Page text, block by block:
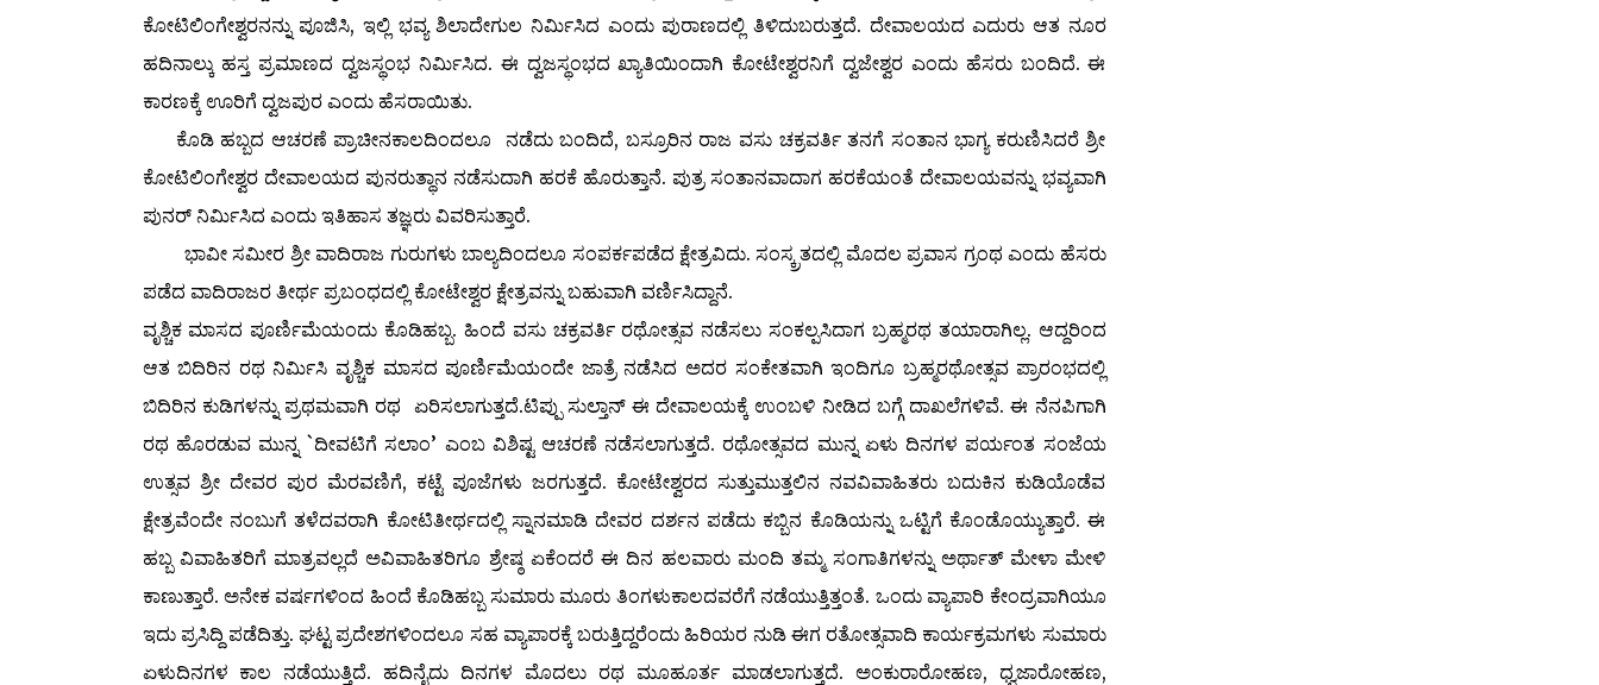
ಕೋಟಿಲಿಂಗೇಶ್ವರನನ್ನು ಪೂಜಿಸಿ, ಇಲ್ಲಿ ಭವ್ಯ ಶಿಲಾದೇಗುಲ ನಿರ್ಮಿಸಿದ ಎಂದು ಪುರಾಣದಲ್ಲಿ ತಿಳಿದುಬರುತ್ತದೆ. ದೇವಾಲಯದ ಎದುರು ಆತ ನೂರ
ಹದಿನಾಲ್ಕು ಹಸ್ತ ಪ್ರಮಾಣದ ದ್ವಜಸ್ಥಂಭ ನಿರ್ಮಿಸಿದ. ಈ ದ್ವಜಸ್ಥಂಭದ ಖ್ಯಾತಿಯಿಂದಾಗಿ ಕೋಟೇಶ್ವರನಿಗೆ ದ್ವಜೇಶ್ವರ ಎಂದು ಹೆಸರು ಬಂದಿದೆ. ಈ
ಕಾರಣಕ್ಕೆ ಊರಿಗೆ ದ್ವಜಪುರ ಎಂದು ಹೆಸರಾಯಿತು.
ಕೊಡಿ ಹಬ್ಬದ ಆಚರಣೆ ಪ್ರಾಚೀನಕಾಲದಿಂದಲೂ ನಡೆದು ಬಂದಿದೆ, ಬಸ್ರೂರಿನ ರಾಜ ವಸು ಚಕ್ರವರ್ತಿ ತನಗೆ ಸಂತಾನ ಭಾಗ್ಯ ಕರುಣಿಸಿದರೆ ಶ್ರೀ
ಕೋಟಿಲಿಂಗೇಶ್ವರ ದೇವಾಲಯದ ಪುನರುತ್ಥಾನ ನಡೆಸುದಾಗಿ ಹರಕೆ ಹೊರುತ್ತಾನೆ. ಪುತ್ರ ಸಂತಾನವಾದಾಗ ಹರಕೆಯಂತೆ ದೇವಾಲಯವನ್ನು ಭವ್ಯವಾಗಿ
ಪುನರ್ ನಿರ್ಮಿಸಿದ ಎಂದು ಇತಿಹಾಸ ತಜ್ಞರು ವಿವರಿಸುತ್ತಾರೆ.
ಭಾವೀ ಸಮೀರ ಶ್ರೀ ವಾದಿರಾಜ ಗುರುಗಳು ಬಾಲ್ಯದಿಂದಲೂ ಸಂಪರ್ಕಪಡೆದ ಕ್ಷೇತ್ರವಿದು. ಸಂಸ್ಕ್ರತದಲ್ಲಿ ಮೊದಲ ಪ್ರವಾಸ ಗ್ರಂಥ ಎಂದು ಹೆಸರು
ಪಡೆದ ವಾದಿರಾಜರ ತೀರ್ಥ ಪ್ರಬಂಧದಲ್ಲಿ ಕೋಟೇಶ್ವರ ಕ್ಷೇತ್ರವನ್ನು ಬಹುವಾಗಿ ವರ್ಣಿಸಿದ್ದಾನೆ.
ವೃಶ್ಚಿಕ ಮಾಸದ ಪೂರ್ಣಿಮೆಯಂದು ಕೊಡಿಹಬ್ಬ. ಹಿಂದೆ ವಸು ಚಕ್ರವರ್ತಿ ರಥೋತ್ಸವ ನಡೆಸಲು ಸಂಕಲ್ಪಸಿದಾಗ ಬ್ರಹ್ಮರಥ ತಯಾರಾಗಿಲ್ಲ. ಆದ್ದರಿಂದ
ಆತ ಬಿದಿರಿನ ರಥ ನಿರ್ಮಿಸಿ ವೃಶ್ಚಿಕ ಮಾಸದ ಪೂರ್ಣಿಮೆಯಂದೇ ಜಾತ್ರೆ ನಡೆಸಿದ ಅದರ ಸಂಕೇತವಾಗಿ ಇಂದಿಗೂ ಬ್ರಹ್ಮರಥೋತ್ಸವ ಪ್ರಾರಂಭದಲ್ಲಿ
ಬಿದಿರಿನ ಕುಡಿಗಳನ್ನು ಪ್ರಥಮವಾಗಿ ರಥ ಏರಿಸಲಾಗುತ್ತದೆ.ಟಿಪ್ಪು ಸುಲ್ತಾನ್ ಈ ದೇವಾಲಯಕ್ಕೆ ಉಂಬಳಿ ನೀಡಿದ ಬಗ್ಗೆ ದಾಖಲೆಗಳಿವೆ. ಈ ನೆನಪಿಗಾಗಿ
ರಥ ಹೊರಡುವ ಮುನ್ನ `ದೀವಟಿಗೆ ಸಲಾಂ’ ಎಂಬ ವಿಶಿಷ್ಟ ಆಚರಣೆ ನಡೆಸಲಾಗುತ್ತದೆ. ರಥೋತ್ಸವದ ಮುನ್ನ ಏಳು ದಿನಗಳ ಪರ್ಯಂತ ಸಂಜೆಯ
ಉತ್ಸವ ಶ್ರೀ ದೇವರ ಪುರ ಮೆರವಣಿಗೆ, ಕಟ್ಟೆ ಪೂಜೆಗಳು ಜರಗುತ್ತದೆ. ಕೋಟೇಶ್ವರದ ಸುತ್ತುಮುತ್ತಲಿನ ನವವಿವಾಹಿತರು ಬದುಕಿನ ಕುಡಿಯೊಡೆವ
ಕ್ಷೇತ್ರವೆಂದೇ ನಂಬುಗೆ ತಳೆದವರಾಗಿ ಕೋಟಿತೀರ್ಥದಲ್ಲಿ ಸ್ನಾನಮಾಡಿ ದೇವರ ದರ್ಶನ ಪಡೆದು ಕಬ್ಬಿನ ಕೊಡಿಯನ್ನು ಒಟ್ಟಿಗೆ ಕೊಂಡೊಯ್ಯುತ್ತಾರೆ. ಈ
ಹಬ್ಬ ವಿವಾಹಿತರಿಗೆ ಮಾತ್ರವಲ್ಲದೆ ಅವಿವಾಹಿತರಿಗೂ ಶ್ರೇಷ್ಠ ಏಕೆಂದರೆ ಈ ದಿನ ಹಲವಾರು ಮಂದಿ ತಮ್ಮ ಸಂಗಾತಿಗಳನ್ನು ಅರ್ಥಾತ್ ಮೇಳಾ ಮೇಳಿ
ಕಾಣುತ್ತಾರೆ. ಅನೇಕ ವರ್ಷಗಳಿಂದ ಹಿಂದೆ ಕೊಡಿಹಬ್ಬ ಸುಮಾರು ಮೂರು ತಿಂಗಳುಕಾಲದವರೆಗೆ ನಡೆಯುತ್ತಿತ್ತಂತೆ. ಒಂದು ವ್ಯಾಪಾರಿ ಕೇಂದ್ರವಾಗಿಯೂ
ಇದು ಪ್ರಸಿದ್ದಿ ಪಡೆದಿತ್ತು. ಘಟ್ಟ ಪ್ರದೇಶಗಳಿಂದಲೂ ಸಹ ವ್ಯಾಪಾರಕ್ಕೆ ಬರುತ್ತಿದ್ದರೆಂದು ಹಿರಿಯರ ನುಡಿ ಈಗ ರತೋತ್ಸವಾದಿ ಕಾರ್ಯಕ್ರಮಗಳು ಸುಮಾರು
ಏಳುದಿನಗಳ ಕಾಲ ನಡೆಯುತ್ತಿದೆ. ಹದಿನೈದು ದಿನಗಳ ಮೊದಲು ರಥ ಮೂಹೂರ್ತ ಮಾಡಲಾಗುತ್ತದೆ. ಅಂಕುರಾರೋಹಣ, ಧ್ವಜಾರೋಹಣ,